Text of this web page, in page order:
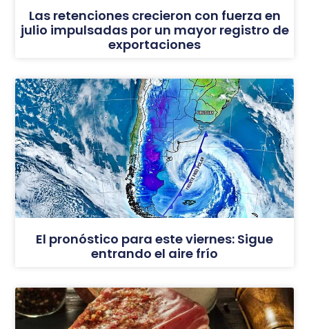
Las retenciones crecieron con fuerza en
julio impulsadas por un mayor registro de
exportaciones
El pronóstico para este viernes: Sigue
entrando el aire frío